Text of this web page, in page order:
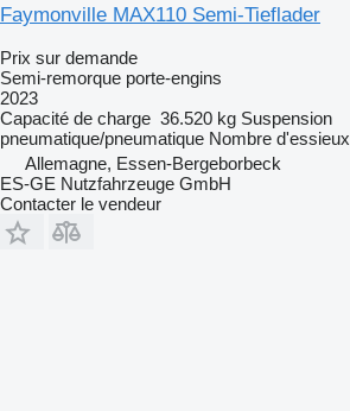
Faymonville MAX110 Semi-Tieflader
Prix sur demande
Semi-remorque porte-engins
2023
Capacité de charge 36.520 kg Suspension
pneumatique/pneumatique Nombre d'essieux
Allemagne, Essen-Bergeborbeck
ES-GE Nutzfahrzeuge GmbH
Contacter le vendeur